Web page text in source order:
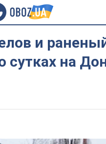
и
на